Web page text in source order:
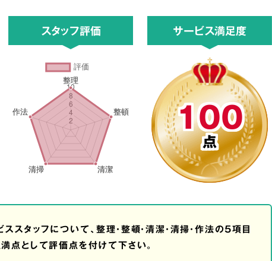
スタッフ評価 サービス満足度
100
点
スタッフについて、整理・整頓・清潔・清掃・作法の5項目
点として評価点を付けて下さい。